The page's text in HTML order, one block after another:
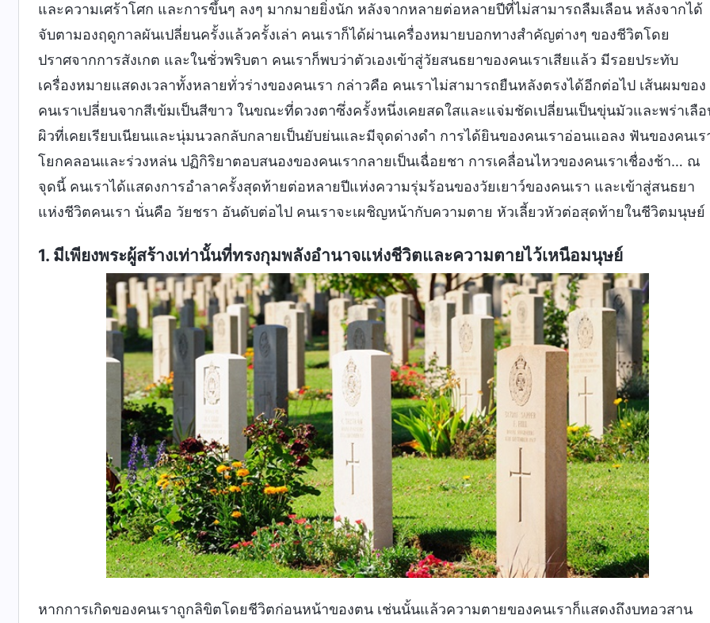
และความเศร้าโศก และการขึ้นๆ ลงๆ มากมายยิ่งนัก หลังจากหลายต่อหลายปีที่ไม่สามารถลืมเลือน หลังจากได้
จับตามองฤดูกาลผันเปลี่ยนครั้งแล้วครั้งเล่า คนเราก็ได้ผ่านเครื่องหมายบอกทางสำคัญต่างๆ ของชีวิตโดย
ปราศจากการสังเกต และในชั่วพริบตา คนเราก็พบว่าตัวเองเข้าสู่วัยสนธยาของคนเราเสียแล้ว มีรอยประทับ
เครื่องหมายแสดงเวลาทั้งหลายทั่วร่างของคนเรา กล่าวคือ คนเราไม่สามารถยืนหลังตรงได้อีกต่อไป เส้นผมของ
คนเราเปลี่ยนจากสีเข้มเป็นสีขาว ในขณะที่ดวงตาซึ่งครั้งหนึ่งเคยสดใสและแจ่มชัดเปลี่ยนเป็นขุ่นมัวและพร่าเลื
ผิวที่เคยเรียบเนียนและนุ่มนวลกลับกลายเป็นยับย่นและมีจุดด่างดำ การได้ยินของคนเราอ่อนแอลง ฟันของคนเร
โยกคลอนและร่วงหล่น ปฏิกิริยาตอบสนองของคนเรากลายเป็นเฉื่อยชา การเคลื่อนไหวของคนเราเชื่องช้า… ณ
จุดนี้ คนเราได้แสดงการอำลาครั้งสุดท้ายต่อหลายปีแห่งความรุ่มร้อนของวัยเยาว์ของคนเรา และเข้าสู่สนธยา
แห่งชีวิตคนเรา นั่นคือ วัยชรา อันดับต่อไป คนเราจะเผชิญหน้ากับความตาย หัวเลี้ยวหัวต่อสุดท้ายในชีวิตมนุษย์
1. มีเพียงพระผู้สร้างเท่านั้นที่ทรงกุมพลังอำนาจแห่งชีวิตและความตายไว้เหนือมนุษย์
หากการเกิดของคนเราถูกลิขิตโดยชีวิตก่อนหน้าของตน เช่นนั้นแล้วความตายของคนเราก็แสดงถึงบทอวสาน